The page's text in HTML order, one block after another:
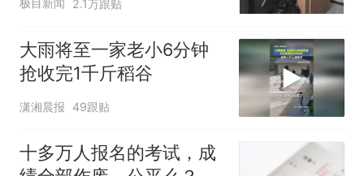
那个在床头放菜刀的女孩，
因老师一句“跟我回家”改写了
人生
极目新闻 2.1万跟贴
大雨将至一家老小6分钟
抢收完1千斤稻谷
潇湘晨报 49跟贴
十多万人报名的考试，成